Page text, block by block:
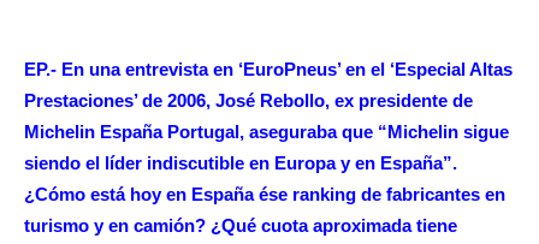
EP.- En una entrevista en ‘EuroPneus’ en el ‘Especial Altas
Prestaciones’ de 2006, José Rebollo, ex presidente de
Michelin España Portugal, aseguraba que “Michelin sigue
siendo el líder indiscutible en Europa y en España”.
¿Cómo está hoy en España ése ranking de fabricantes en
turismo y en camión? ¿Qué cuota aproximada tiene